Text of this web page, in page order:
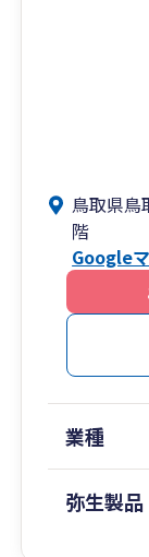
鳥取県鳥
階
Google
業種
弥生製品